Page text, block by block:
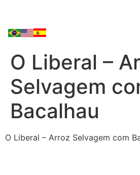
O Liberal –
Selvagem
Bacalhau
O Liberal – Arroz Selvagem com